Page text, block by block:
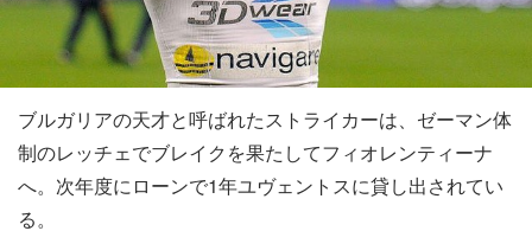
ブルガリアの天才と呼ばれたストライカーは、ゼーマン体
制のレッチェでブレイクを果たしてフィオレンティーナ
へ。次年度にローンで1年ユヴェントスに貸し出されてい
る。